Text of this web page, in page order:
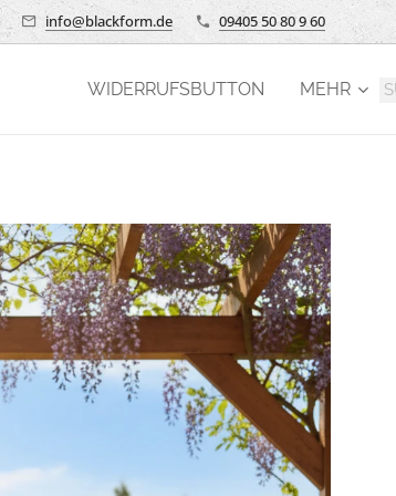
info@blackform.de 09405 50 80 9 60
WIDERRUFSBUTTON MEHR